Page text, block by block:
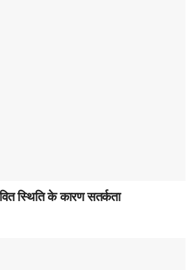
स्थिति के कारण सतर्कता